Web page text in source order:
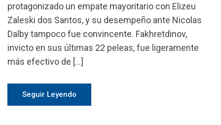
protagonizado un empate mayoritario con Elizeu
Zaleski dos Santos, y su desempeño ante Nicolas
Dalby tampoco fue convincente. Fakhretdinov,
invicto en sus últimas 22 peleas, fue ligeramente
más efectivo de […]
Seguir Leyendo